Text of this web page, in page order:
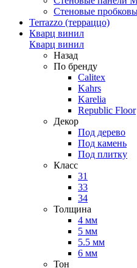
Стеновые
Terrazzo (терраццо)
Кварц винил
Кварц винил
Назад
По бренду
Calitex
Kahrs
Karelia
Republic Floor
Декор
Под дерево
Под камень
Под плитку
Класс
31
33
34
Толщина
4 мм
5 мм
5.5 мм
6 мм
Тон